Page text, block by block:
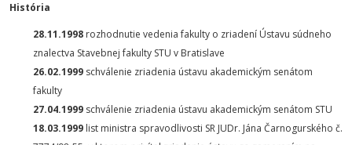
História
28.11.1998 rozhodnutie vedenia fakulty o zriadení Ústavu súdneho
znalectva Stavebnej fakulty STU v Bratislave
26.02.1999 schválenie zriadenia ústavu akademickým senátom
fakulty
27.04.1999 schválenie zriadenia ústavu akademickým senátom STU
18.03.1999 list ministra spravodlivosti SR JUDr. Jána Čarnogurského č.